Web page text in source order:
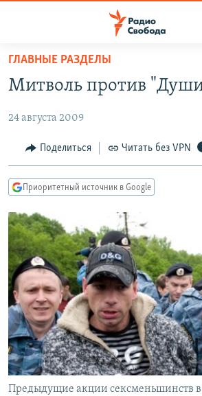
упрощенного
доступа
содержанию
Вернутся
навигации
Вернутся
поиску
АВТОРСКИЕ ПРОЕКТЫ
ЦИТАТЫ СВОБОДЫ
КУЛЬТУРА
IDEL.РЕАЛИИ
КАВКАЗ.РЕАЛИИ
СЕВЕР.РЕАЛИИ
СИБИРЬ.РЕАЛИИ
РАСПИСАНИЕ ВЕЩАНИЯ
ПОДПИШИТЕСЬ НА РАССЫЛКУ
ГЛАВНЫЕ РАЗДЕЛЫ
Митволь против "Души
24 августа 2009
Поделиться Читать без VPN
Приоритетный источник в Google
Предыдущие акции сексменьшинств